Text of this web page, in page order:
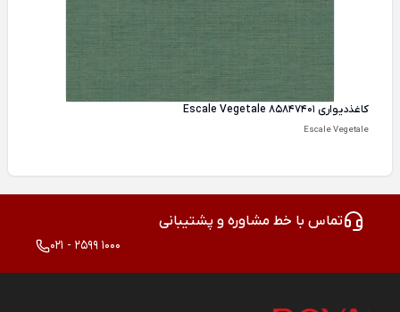
کاغذ‌دیواری Escale Vegetale 85847401
Escale Vegetale
تماس با خط مشاوره و پشتیبانی
021 - 2599 1000